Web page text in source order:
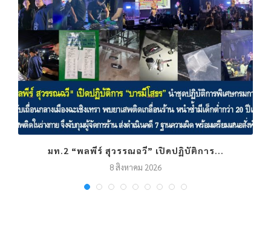
มท.2 “พลพีร์ สุวรรณฉวี” เปิดปฏิบัติการ...
8 สิงหาคม 2026